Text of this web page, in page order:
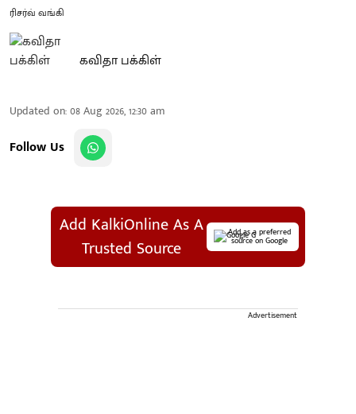
ரிசர்வ் வங்கி
கவிதா பக்கிள்
Updated on:08 Aug 2026, 12:30 am
Follow Us
Add KalkiOnline As A
Trusted Source
Add as a preferred
source on Google
Advertisement